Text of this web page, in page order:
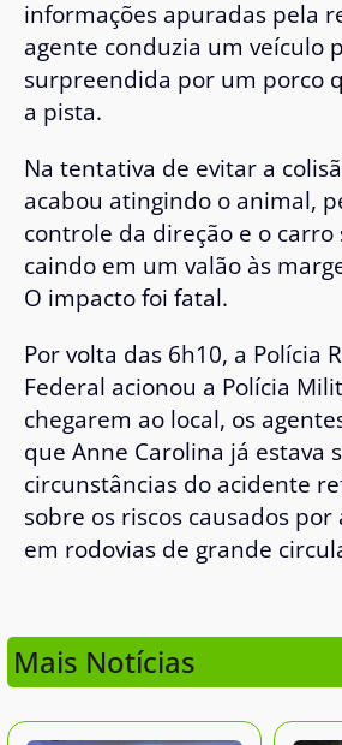
informações apuradas pela
agente conduzia um veículo
surpreendida por um porco
a pista.
Na tentativa de evitar a
acabou atingindo o animal,
controle da direção e o carro
caindo em um valão às
O impacto foi fatal.
Por volta das 6h10, a Polícia
Federal acionou a Polícia
chegarem ao local, os
que Anne Carolina já estava
circunstâncias do acidente
sobre os riscos causados
em rodovias de grande
Mais Notícias